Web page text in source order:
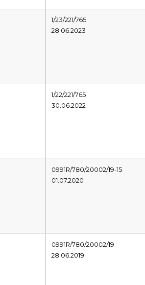
1/23/221/765
28.06.2023
1/22/221/765
30.06.2022
0991R/780/20002/19-15
01.07.2020
0991R/780/20002/19
28.06.2019